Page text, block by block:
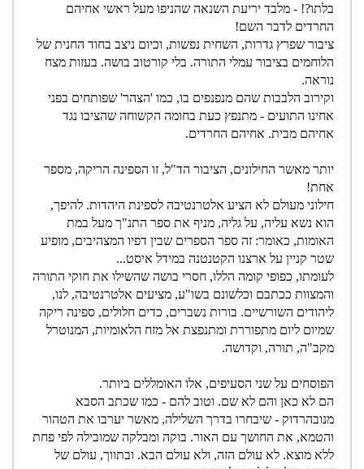
בלתו?! - מלבד יריעת השנאה שהניפו מעל ראשי אחיהם
החרדים לדבר השם!
ציבור שפרץ גדרות, השחית נפשות, וכיום ניצב בחוד החנית של
הלוחמים בציבור עמלי התורה. בלי קורטוב בושה. בעזות מצח
נוראה.
וקירוב הלבבות שהם מנפנפים בו, כמו 'הצהר' שפותחים בפני
אחינו התועים - מתנפץ כעת בחומה הקשוחה שהציבו נגד
אחיהם מבית. אחיהם החרדים.
יותר מאשר החילונים, הציבור הד"ל, זו הספינה הריקה, מספר
אחת!
חילוני מעולם לא הציע אלטרנטיבה לספינת היהדות. להיפך,
הוא נשא עליה, על גליה, מניף את ספר התנ"ך מעל במת
האומות, כאומר: זה ספר הספרים שבין דפיו המצהיבים, מופיע
שטר קניין על ארצנו הקטנטנה במידל איסט...
לעומתו, כפופי קומה הללו, חסרי בושה שהשילו את חוקי התורה
והמצוות ככתבם וכלשונם בשו"ע, מציעים אלטרנטיבה, לנו,
ליהודים השורשיים. בורות נשברים, כדים חלולים, ספינה ריקה
שמיום ליום מתפוררת ומתנפצת אל מזח הלאומיות, המנוטרל
מקב"ה, תורה, וקדושה.
הפוסחים על שני הסעיפים, אלו האומללים ביותר.
הם לא כאן והם לא שם. וטוב להם - כמו שכתב הסבא
מנובהרדוק - שיבחרו בדרך השלילה, מאשר יערבו את הטהור
והטמא, את החושך עם האור. בוקה ומבלקה שמובילה לפי פחת
ללא מוצא. לא עולם הזה, ולא עולם הבא. ובתווך, עולם של